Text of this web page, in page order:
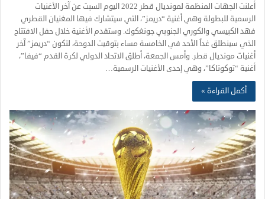
أعلنت الجهات المنظمة لمونديال قطر 2022 اليوم السبت عن آخر الأغنيات
الرسمية للبطولة وهي أغنية “دريمز”، التي سيتشارك فيها المغنيان القطري
فهد الكبيسي والكوري الجنوبي جونغكوك. وستقدم الأغنية خلال حفل الافتتاح
الذي سينطلق غداً الأحد في الخامسة مساء بتوقيت الدوحة، لتكون “دريمز” آخر
أغنيات مونديال قطر. وأمس الجمعة، أطلق الاتحاد الدولي لكرة القدم “فيفا”،
أغنية “توكوتاكا”، وهي إحدى الأغنيات الرسمية…
أكمل القراءة »